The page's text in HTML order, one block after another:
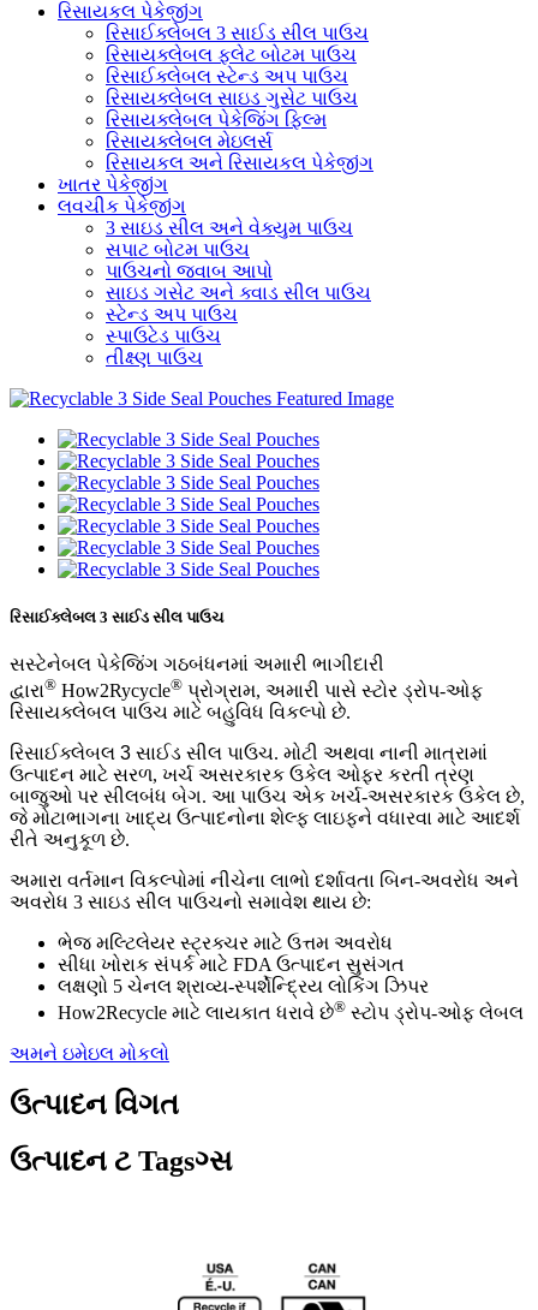
રિસાયકલ પેકેજીંગ
રિસાઈક્લેબલ 3 સાઈડ સીલ પાઉચ
રિસાયક્લેબલ ફ્લેટ બોટમ પાઉચ
રિસાઈક્લેબલ સ્ટેન્ડ અપ પાઉચ
રિસાયક્લેબલ સાઇડ ગુસેટ પાઉચ
રિસાયક્લેબલ પેકેજિંગ ફિલ્મ
રિસાયક્લેબલ મેઇલર્સ
રિસાયકલ અને રિસાયકલ પેકેજીંગ
ખાતર પેકેજીંગ
લવચીક પેકેજીંગ
3 સાઇડ સીલ અને વેક્યુમ પાઉચ
સપાટ બોટમ પાઉચ
પાઉચનો જવાબ આપો
સાઇડ ગસેટ અને ક્વાડ સીલ પાઉચ
સ્ટેન્ડ અપ પાઉચ
સ્પાઉટેડ પાઉચ
તીક્ષ્ણ પાઉચ
રિસાઈક્લેબલ 3 સાઈડ સીલ પાઉચ
સસ્ટેનેબલ પેકેજિંગ ગઠબંધનમાં અમારી ભાગીદારી
દ્વારા® How2Rycycle® પ્રોગ્રામ, અમારી પાસે સ્ટોર ડ્રોપ-ઓફ
રિસાયક્લેબલ પાઉચ માટે બહુવિધ વિકલ્પો છે.
રિસાઈક્લેબલ 3 સાઈડ સીલ પાઉચ. મોટી અથવા નાની માત્રામાં
ઉત્પાદન માટે સરળ, ખર્ચ અસરકારક ઉકેલ ઓફર કરતી ત્રણ
બાજુઓ પર સીલબંધ બેગ. આ પાઉચ એક ખર્ચ-અસરકારક ઉકેલ છે,
જે મોટાભાગના ખાદ્ય ઉત્પાદનોના શેલ્ફ લાઇફને વધારવા માટે આદર્શ
રીતે અનુકૂળ છે.
અમારા વર્તમાન વિકલ્પોમાં નીચેના લાભો દર્શાવતા બિન-અવરોધ અને
અવરોધ 3 સાઇડ સીલ પાઉચનો સમાવેશ થાય છે:
ભેજ મલ્ટિલેયર સ્ટ્રક્ચર માટે ઉત્તમ અવરોધ
સીધા ખોરાક સંપર્ક માટે FDA ઉત્પાદન સુસંગત
લક્ષણો 5 ચેનલ શ્રાવ્ય-સ્પર્શેન્દ્રિય લોકિંગ ઝિપર
How2Recycle માટે લાયકાત ધરાવે છે® સ્ટોપ ડ્રોપ-ઓફ લેબલ
અમને ઇમેઇલ મોકલો
ઉત્પાદન વિગત
ઉત્પાદન ટ Tagsગ્સ